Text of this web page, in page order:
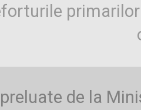
de la